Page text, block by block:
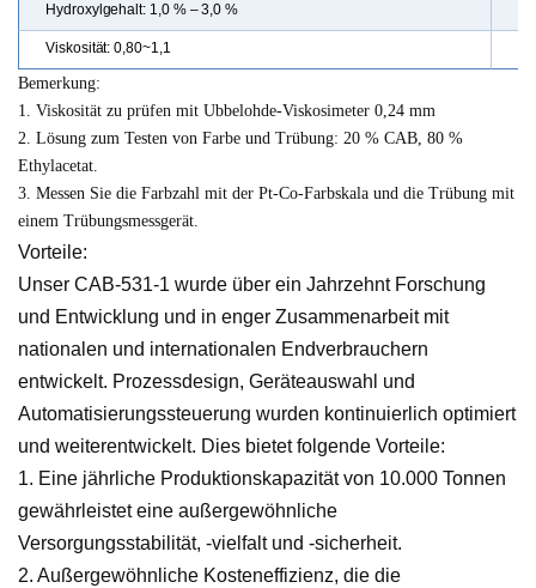
Hydroxylgehalt: 1,0 % – 3,0 %
Viskosität:0,80~1,1
Bemerkung:
1. Viskosität zu prüfen mit Ubbelohde-Viskosimeter 0,24 mm
2. Lösung zum Testen von Farbe und Trübung: 20 % CAB, 80 %
Ethylacetat.
3. Messen Sie die Farbzahl mit der Pt-Co-Farbskala und die Trübung mit
einem Trübungsmessgerät.
Vorteile:
Unser CAB-531-1 wurde über ein Jahrzehnt Forschung
und Entwicklung und in enger Zusammenarbeit mit
nationalen und internationalen Endverbrauchern
entwickelt. Prozessdesign, Geräteauswahl und
Automatisierungssteuerung wurden kontinuierlich optimiert
und weiterentwickelt. Dies bietet folgende Vorteile:
1. Eine jährliche Produktionskapazität von 10.000 Tonnen
gewährleistet eine außergewöhnliche
Versorgungsstabilität, -vielfalt und -sicherheit.
2. Außergewöhnliche Kosteneffizienz, die die